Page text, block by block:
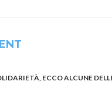
ECCO ALCUNE